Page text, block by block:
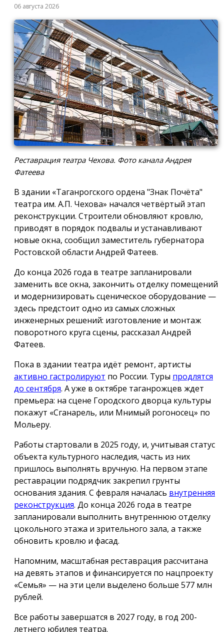
06 августа 2026
Реставрация театра Чехова. Фото канала Андрея
Фатеева
В здании «Таганрогского ордена "Знак Почёта"
театра им. А.П. Чехова» начался четвёртый этап
реконструкции. Строители обновляют кровлю,
приводят в порядок подвалы и устанавливают
новые окна, сообщил заместитель губернатора
Ростовской области Андрей Фатеев.
До конца 2026 года в театре запланировали
заменить все окна, закончить отделку помещений
и модернизировать сценическое оборудование —
здесь предстоит одно из самых сложных
инженерных решений: изготовление и монтаж
поворотного круга сцены, рассказал Андрей
Фатеев.
Пока в здании театра идёт ремонт, артисты
активно гастролируют по России. Туры продлятся
до сентября. А уже в октябре таганрожцев ждет
премьера: на сцене Городского дворца культуры
покажут «Сганарель, или Мнимый рогоносец» по
Мольеру.
Работы стартовали в 2025 году, и, учитывая статус
объекта культурного наследия, часть из них
пришлось выполнять вручную. На первом этапе
реставрации подрядчик закрепил грунты
основания здания. С февраля началась внутренняя
реконструкция. До конца 2026 года в театре
запланировали выполнить внутреннюю отделку
цокольного этажа и зрительного зала, а также
обновить кровлю и фасад.
Напомним, масштабная реставрация рассчитана
на девять этапов и финансируется по нацпроекту
«Семья» — на эти цели выделено больше 577 млн
рублей.
Все работы завершатся в 2027 году, в год 200-
летнего юбилея театра.